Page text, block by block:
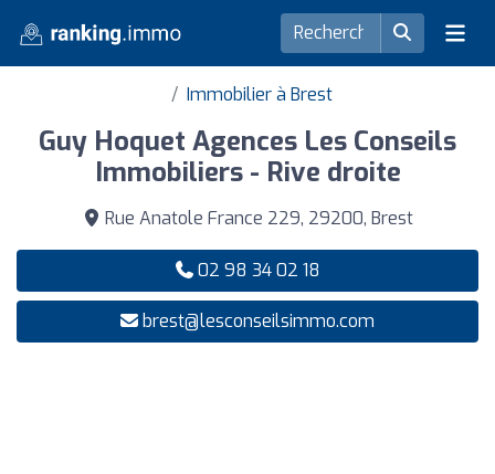
Immobilier à Brest
Guy Hoquet Agences Les Conseils
Immobiliers - Rive droite
Rue Anatole France 229, 29200, Brest
02 98 34 02 18
brest@lesconseilsimmo.com